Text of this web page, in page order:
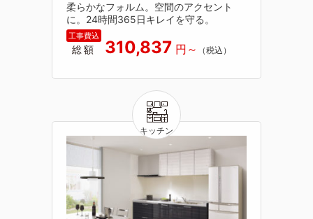
柔らかなフォルム。空間のアクセント
に。24時間365日キレイを守る。
総額 310,837